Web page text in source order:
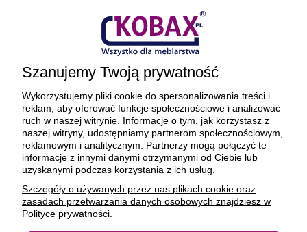
Płatności i dostawa
Ciekawostki
O firmie
BEZPIECZNE PŁATNOŚCI ORAZ DOSTAWA
Szanujemy Twoją prywatność
Wykorzystujemy pliki cookie do spersonalizowania treści i
reklam, aby oferować funkcje społecznościowe i analizować
ruch w naszej witrynie. Informacje o tym, jak korzystasz z
naszej witryny, udostępniamy partnerom społecznościowym,
reklamowym i analitycznym. Partnerzy mogą połączyć te
informacje z innymi danymi otrzymanymi od Ciebie lub
uzyskanymi podczas korzystania z ich usług.
Szczegóły o używanych przez nas plikach cookie oraz
zasadach przetwarzania danych osobowych znajdziesz w
Polityce prywatności.